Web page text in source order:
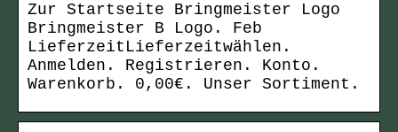
Zur Startseite Bringmeister Logo
Bringmeister B Logo. Feb
LieferzeitLieferzeitwählen.
Anmelden. Registrieren. Konto.
Warenkorb. 0,00€. Unser Sortiment.